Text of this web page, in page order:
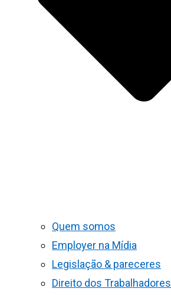
Quem somos
Employer na Mídia
Legislação & pareceres
Direito dos Trabalhadores